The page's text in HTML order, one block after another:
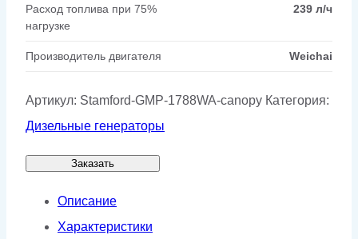
Расход топлива при 75%
нагрузке
239 л/ч
Производитель двигателя Weichai
Артикул: Stamford-GMP-1788WA-canopy Категория:
Дизельные генераторы
Заказать
Описание
Характеристики